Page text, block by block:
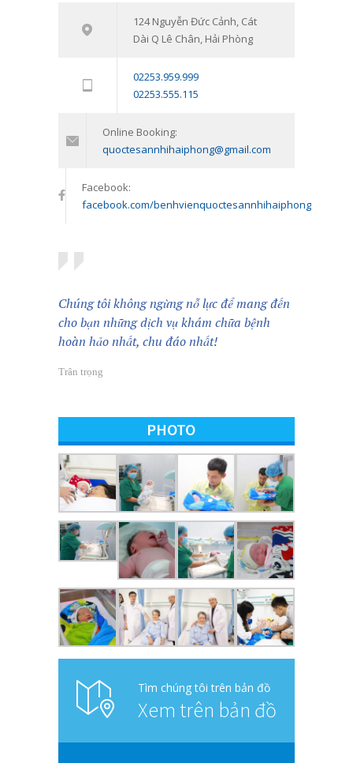
Tham vấn – Trị liệu tâm lý trẻ em và
trẻ vị thành niên: Đồng hành cùng
tâm lý
124 Nguyễn Đức Cảnh, Cát
Dài Q Lê Chân, Hải Phòng
02253.959.999
02253.555.115
Online Booking:
quoctesannhihaiphong@gmail.com
Facebook:
facebook.com/benhvienquoctesannhihaiphong
Chúng tôi không ngừng nỗ lực để mang đến
cho bạn những dịch vụ khám chữa bệnh
hoàn hảo nhất, chu đáo nhất!
Trân trọng
PHOTO
Tìm chúng tôi trên bản đồ
Xem trên bản đồ